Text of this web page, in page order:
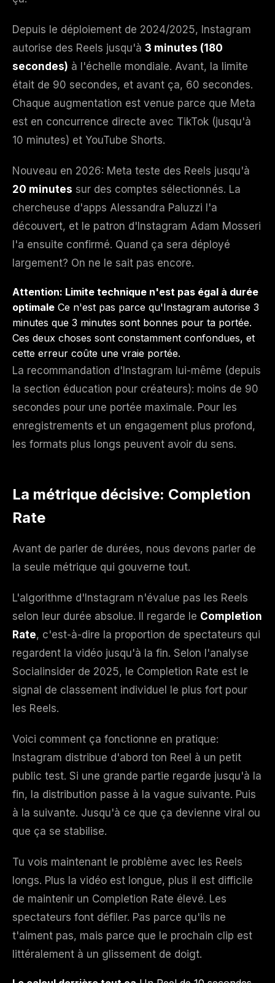
Depuis le déploiement de 2024/2025, Instagram
autorise des Reels jusqu'à 3 minutes (180
secondes) à l'échelle mondiale. Avant, la limite
était de 90 secondes, et avant ça, 60 secondes.
Chaque augmentation est venue parce que Meta
est en concurrence directe avec TikTok (jusqu'à
10 minutes) et YouTube Shorts.
Nouveau en 2026: Meta teste des Reels jusqu'à
20 minutes sur des comptes sélectionnés. La
chercheuse d'apps Alessandra Paluzzi l'a
découvert, et le patron d'Instagram Adam Mosseri
l'a ensuite confirmé. Quand ça sera déployé
largement? On ne le sait pas encore.
Attention: Limite technique n'est pas égal à durée
optimale Ce n'est pas parce qu'Instagram autorise 3
minutes que 3 minutes sont bonnes pour ta portée.
Ces deux choses sont constamment confondues, et
cette erreur coûte une vraie portée.
La recommandation d'Instagram lui-même (depuis
la section éducation pour créateurs): moins de 90
secondes pour une portée maximale. Pour les
enregistrements et un engagement plus profond,
les formats plus longs peuvent avoir du sens.
La métrique décisive: Completion
Rate
Avant de parler de durées, nous devons parler de
la seule métrique qui gouverne tout.
L'algorithme d'Instagram n'évalue pas les Reels
selon leur durée absolue. Il regarde le Completion
Rate, c'est-à-dire la proportion de spectateurs qui
regardent la vidéo jusqu'à la fin. Selon l'analyse
Socialinsider de 2025, le Completion Rate est le
signal de classement individuel le plus fort pour
les Reels.
Voici comment ça fonctionne en pratique:
Instagram distribue d'abord ton Reel à un petit
public test. Si une grande partie regarde jusqu'à la
fin, la distribution passe à la vague suivante. Puis
à la suivante. Jusqu'à ce que ça devienne viral ou
que ça se stabilise.
Tu vois maintenant le problème avec les Reels
longs. Plus la vidéo est longue, plus il est difficile
de maintenir un Completion Rate élevé. Les
spectateurs font défiler. Pas parce qu'ils ne
t'aiment pas, mais parce que le prochain clip est
littéralement à un glissement de doigt.